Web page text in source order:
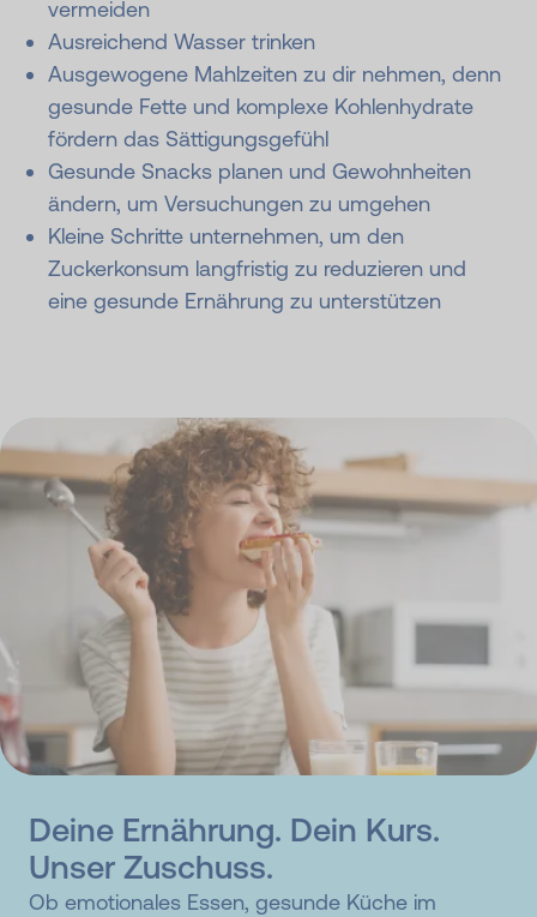
vermeiden
Ausreichend Wasser trinken
Ausgewogene Mahlzeiten zu dir nehmen, denn
gesunde Fette und komplexe Kohlenhydrate
fördern das Sättigungsgefühl
Gesunde Snacks planen und Gewohnheiten
ändern, um Versuchungen zu umgehen
Kleine Schritte unternehmen, um den
Zuckerkonsum langfristig zu reduzieren und
eine gesunde Ernährung zu unterstützen
Deine Ernährung. Dein Kurs.
Unser Zuschuss.
Ob emotionales Essen, gesunde Küche im